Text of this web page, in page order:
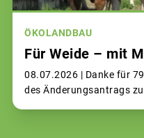
ÖKOLANDBAU
Für Weide – mit
08.07.2026 | Danke für
des Änderungsantrags